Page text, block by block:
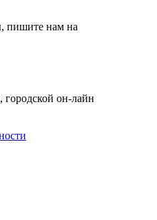
пишите нам на
он-лайн